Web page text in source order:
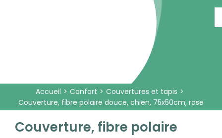
Accueil Confort
Couvertures et tapis
Couverture, fibre polaire douce, chien, 75x50cm, rose
Couverture, fibre polaire